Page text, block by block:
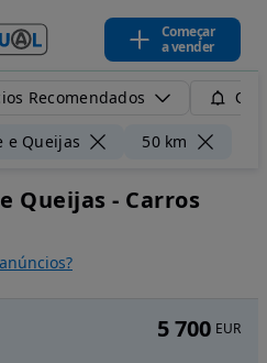
Começar
a vender
Recomendados
e Queijas 50 km
Queijas - Carros
5 700 EUR